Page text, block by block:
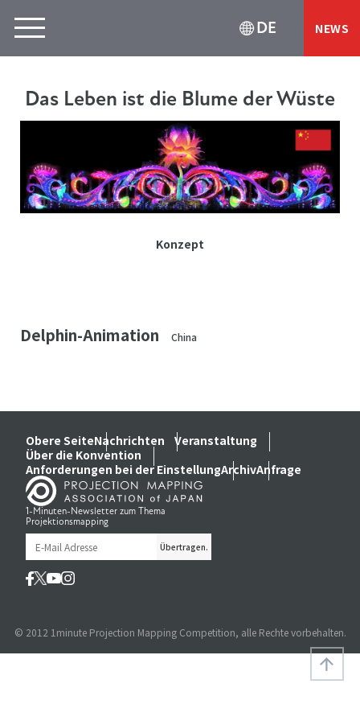
DE NEWS
Das Leben ist die Blume der Wüste
Konzept
Delphin-Animation China
Obere SeiteNachrichten
Veranstaltung
Über die Konvention
Anforderungen bei der EinstellungArchivAnfrage
1-Minuten-Newsletter zum Thema
Projektionsmapping
© 2012 1minute Projection Mapping Competition, alle Rechte vorbehalten.